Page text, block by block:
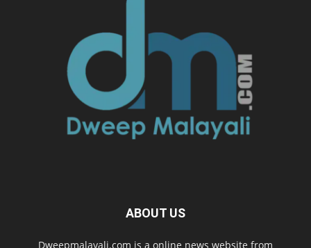
ABOUT US
Dweepmalayali.com is a online news website from